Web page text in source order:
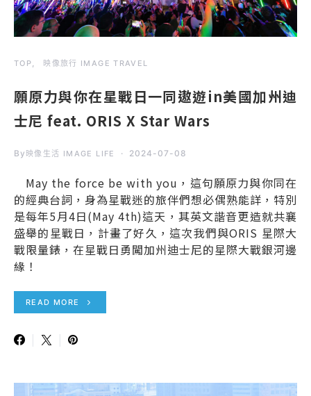
TOP 映像旅行 IMAGE TRAVEL
願原力與你在星戰日一同遨遊in美國加州迪
士尼 feat. ORIS X Star Wars
By 映像生活 IMAGE LIFE 2024-07-08
May the force be with you，這句願原力與你同在
的經典台詞，身為星戰迷的旅伴們想必偶熟能詳，特別
是每年5月4日(May 4th)這天，其英文諧音更造就共襄
盛舉的星戰日，計畫了好久，這次我們與ORIS 星際大
戰限量錶，在星戰日勇闖加州迪士尼的星際大戰銀河邊
緣！
READ MORE